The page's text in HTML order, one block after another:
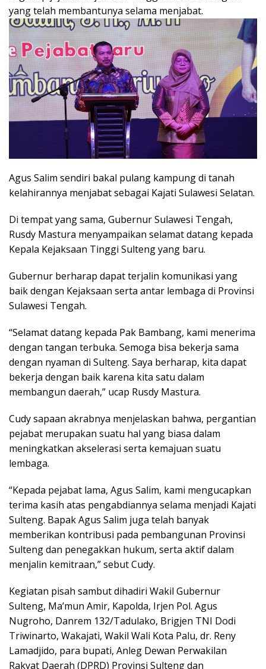
yang telah membantunya selama menjabat.
Agus Salim sendiri bakal pulang kampung di tanah
kelahirannya menjabat sebagai Kajati Sulawesi Selatan.
Di tempat yang sama, Gubernur Sulawesi Tengah,
Rusdy Mastura menyampaikan selamat datang kepada
Kepala Kejaksaan Tinggi Sulteng yang baru.
Gubernur berharap dapat terjalin komunikasi yang
baik dengan Kejaksaan serta antar lembaga di Provinsi
Sulawesi Tengah.
“Selamat datang kepada Pak Bambang, kami menerima
dengan tangan terbuka. Semoga bisa bekerja sama
dengan nyaman di Sulteng. Saya berharap, kita dapat
bekerja dengan baik karena kita satu dalam
membangun daerah,” ucap Rusdy Mastura.
Cudy sapaan akrabnya menjelaskan bahwa, pergantian
pejabat merupakan suatu hal yang biasa dalam
meningkatkan akselerasi serta kemajuan suatu
lembaga.
“Kepada pejabat lama, Agus Salim, kami mengucapkan
terima kasih atas pengabdiannya selama menjadi Kajati
Sulteng. Bapak Agus Salim juga telah banyak
memberikan kontribusi pada pembangunan Provinsi
Sulteng dan penegakkan hukum, serta aktif dalam
menjalin kemitraan,” sebut Cudy.
Kegiatan pisah sambut dihadiri Wakil Gubernur
Sulteng, Ma’mun Amir, Kapolda, Irjen Pol. Agus
Nugroho, Danrem 132/Tadulako, Brigjen TNI Dodi
Triwinarto, Wakajati, Wakil Wali Kota Palu, dr. Reny
Lamadjido, para bupati, Anleg Dewan Perwakilan
Rakyat Daerah (DPRD) Provinsi Sulteng dan